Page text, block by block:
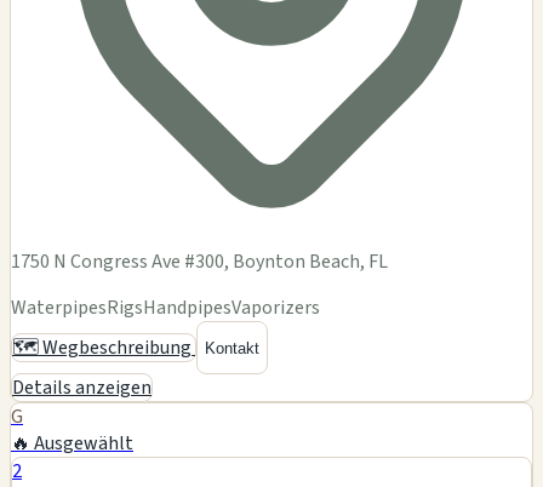
1750 N Congress Ave #300, Boynton Beach, FL
WaterpipesRigsHandpipesVaporizers
🗺️ Wegbeschreibung
Kontakt
Details anzeigen
G
🔥 Ausgewählt
2